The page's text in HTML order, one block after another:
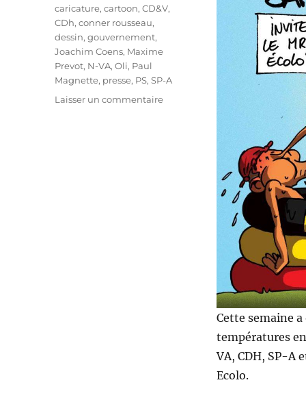
Cette semaine
températures
VA, CDH, SP-A
Ecolo.
caricature,cartoon,CD&V,
CDh,conner rousseau,
dessin,gouvernement,
Joachim Coens, Maxime
Prevot, N-VA,Oli, Paul
Magnette, presse, PS,SP-A
Laisser un commentairesur